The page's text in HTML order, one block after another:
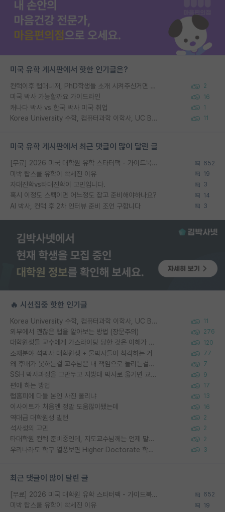
미국 유학 게시판에서 핫한 인기글은?
컨택이후 랩매니저, PhD학생들 소개 시켜주신거면 거의 컨펌에 가깝나요? 2
미국 박사 가능할까요 가이드라인 16
캐나다 박사 vs 한국 박사 미국 취업 1
Korea University 수학, 컴퓨터과학 이학사, UC Berkeley 산업공학 대학원 공학박사가 되는 것은 쉽지 않겠죠? 11
미국 유학 게시판에서 최근 댓글이 많이 달린 글
[무료] 2026 미국 대학원 유학 스타터팩 - 가이드북 & 합격자 컨택메일 템플릿 652
미박 탑스쿨 유학이 빡세진 이유 19
자대진학vs타대진학이 고민입니다. 3
혹시 이정도 스펙이면 어느정도 잡고 준비해야하나요? 14
AI 박사, 컨택 후 2차 인터뷰 준비 조언 구합니다 3
🔥 시선집중 핫한 인기글
Korea University 수학, 컴퓨터과학 이학사, UC Berkeley 산업공학 대학원 공학박사가 되는 것은 쉽지 않겠죠? 11
외부에서 괜찮은 랩을 알아보는 방법 (장문주의) 276
대학원생들 교수에게 가스라이팅 당한 것은 이해가 갑니다. 안타깝네요. 120
소재분야 석박사 대학원생 + 물박사들이 착각하는 거 77
왜 후배가 못하는걸 교수님은 내 책임으로 돌리는걸까요? 7
SSH 박사과정을 그만두고 지방대 박사로 옮기면 교수의 꿈은 끝일까요? 9
편애 하는 방법 17
랩홈피에 다들 본인 사진 올리냐 13
이사이트가 처음엔 정말 도움많이됐는데 16
역대급 대학원생 빌런 2
석사생의 고민 2
타대학원 컨텍 준비중인데, 지도교수님께는 언제 말씀드려야 할까요? 2
우리나라도 학구 열풍보면 Higher Doctorate 학위가 필요하다고 봅니다. 3
최근 댓글이 많이 달린 글
[무료] 2026 미국 대학원 유학 스타터팩 - 가이드북 & 합격자 컨택메일 템플릿 652
미박 탑스쿨 유학이 빡세진 이유 19